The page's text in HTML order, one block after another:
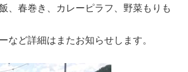
、春巻き、カレーピラフ、野菜もりも
など詳細はまたお知らせします。